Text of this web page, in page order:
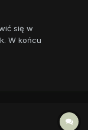
się w
W końcu
"czemu
i pomoże